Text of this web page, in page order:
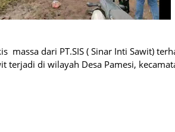
massa dari PT.SIS ( Sinar Inti Sawit)
terjadi di wilayah Desa Pamesi,